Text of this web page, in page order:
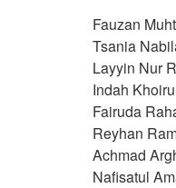
Fauzan
Tsania
Layyin Nur
Indah
Fairuda
Reyhan
Achmad
Nafisatul